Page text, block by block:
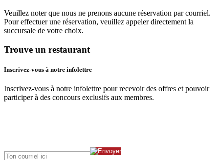
Veuillez noter que nous ne prenons aucune réservation par courriel.
Pour effectuer une réservation, veuillez appeler directement la
succursale de votre choix.
Trouve un restaurant
Inscrivez-vous à notre infolettre
Inscrivez-vous à notre infolettre pour recevoir des offres et pouvoir
participer à des concours exclusifs aux membres.